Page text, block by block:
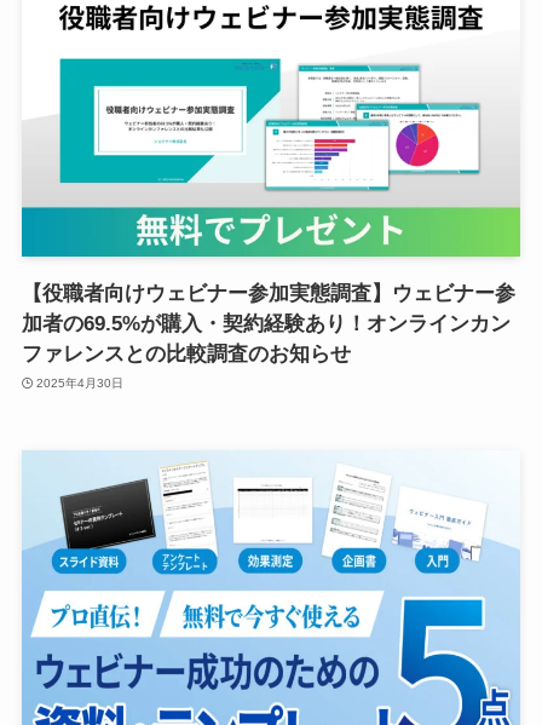
【役職者向けウェビナー参加実態調査】ウェビナー参
加者の69.5%が購入・契約経験あり！オンラインカン
ファレンスとの比較調査のお知らせ
2025年4月30日